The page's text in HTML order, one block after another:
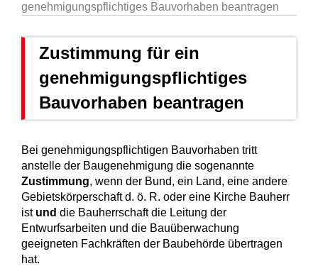
genehmigungspflichtiges Bauvorhaben beantragen
Zustimmung für ein
genehmigungspflichtiges
Bauvorhaben beantragen
Bei genehmigungspflichtigen Bauvorhaben tritt
anstelle der Baugenehmigung die sogenannte
Zustimmung, wenn der Bund, ein Land, eine andere
Gebietskörperschaft d. ö. R. oder eine Kirche Bauherr
ist und die Bauherrschaft die Leitung der
Entwurfsarbeiten und die Bauüberwachung
geeigneten Fachkräften der Baubehörde übertragen
hat.